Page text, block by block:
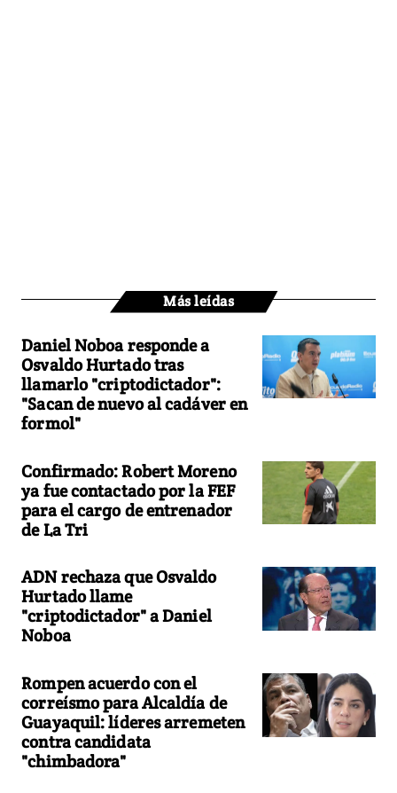
Más leídas
Daniel Noboa responde a
Osvaldo Hurtado tras
llamarlo "criptodictador":
"Sacan de nuevo al cadáver en
formol"
Confirmado: Robert Moreno
ya fue contactado por la FEF
para el cargo de entrenador
de La Tri
ADN rechaza que Osvaldo
Hurtado llame
"criptodictador" a Daniel
Noboa
Rompen acuerdo con el
correísmo para Alcaldía de
Guayaquil: líderes arremeten
contra candidata
"chimbadora"